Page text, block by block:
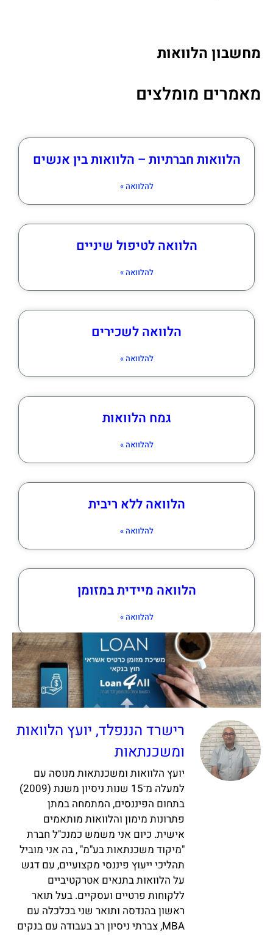
מחשבון הלוואות
מאמרים מומלצים
הלוואות חברתיות – הלוואות בין אנשים
להלוואה »
הלוואה לטיפול שיניים
להלוואה »
הלוואה לשכירים
להלוואה »
גמח הלוואות
להלוואה »
הלוואה ללא ריבית
להלוואה »
הלוואה מיידית במזומן
להלוואה »
רישרד הננפלד, יועץ הלוואות
ומשכנתאות
יועץ הלוואות ומשכנתאות מנוסה עם
למעלה מ־15 שנות ניסיון משנת (2009)
בתחום הפיננסים, המתמחה במתן
פתרונות מימון והלוואות מותאמים
אישית. כיום אני משמש כמנכ"ל חברת
"מיקוד משכנתאות בע"מ" , בה אני מוביל
תהליכי ייעוץ פיננסי מקצועיים, עם דגש
על הלוואות בתנאים אטרקטיביים
ללקוחות פרטיים ועסקיים. בעל תואר
ראשון בהנדסה ותואר שני בכלכלה עם
MBA, צברתי ניסיון רב בעבודה עם בנקים